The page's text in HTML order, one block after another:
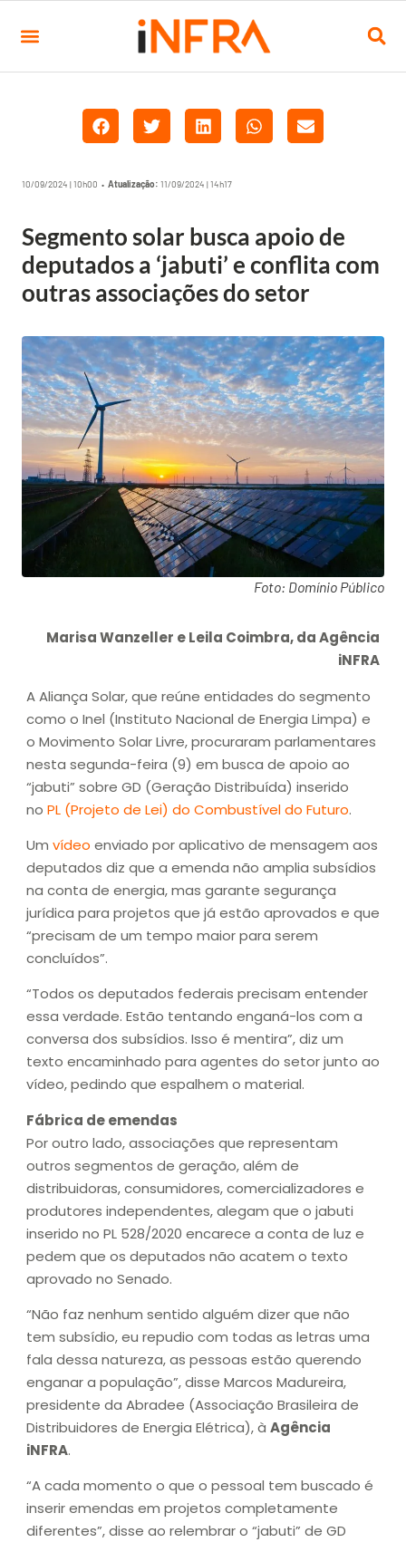
10/09/2024 | 10h00 • Atualização: 11/09/2024 | 14h17
Segmento solar busca apoio de
deputados a ‘jabuti’ e conflita com
outras associações do setor
Foto: Domínio Público
Marisa Wanzeller e Leila Coimbra, da Agência
iNFRA
A Aliança Solar, que reúne entidades do segmento
como o Inel (Instituto Nacional de Energia Limpa) e
o Movimento Solar Livre, procuraram parlamentares
nesta segunda-feira (9) em busca de apoio ao
“jabuti” sobre GD (Geração Distribuída) inserido
no PL (Projeto de Lei) do Combustível do Futuro.
Um vídeo enviado por aplicativo de mensagem aos
deputados diz que a emenda não amplia subsídios
na conta de energia, mas garante segurança
jurídica para projetos que já estão aprovados e que
“precisam de um tempo maior para serem
concluídos”.
“Todos os deputados federais precisam entender
essa verdade. Estão tentando enganá-los com a
conversa dos subsídios. Isso é mentira”, diz um
texto encaminhado para agentes do setor junto ao
vídeo, pedindo que espalhem o material.
Fábrica de emendas
Por outro lado, associações que representam
outros segmentos de geração, além de
distribuidoras, consumidores, comercializadores e
produtores independentes, alegam que o jabuti
inserido no PL 528/2020 encarece a conta de luz e
pedem que os deputados não acatem o texto
aprovado no Senado.
“Não faz nenhum sentido alguém dizer que não
tem subsídio, eu repudio com todas as letras uma
fala dessa natureza, as pessoas estão querendo
enganar a população”, disse Marcos Madureira,
presidente da Abradee (Associação Brasileira de
Distribuidores de Energia Elétrica), à Agência
iNFRA.
“A cada momento o que o pessoal tem buscado é
inserir emendas em projetos completamente
diferentes”, disse ao relembrar o “jabuti” de GD